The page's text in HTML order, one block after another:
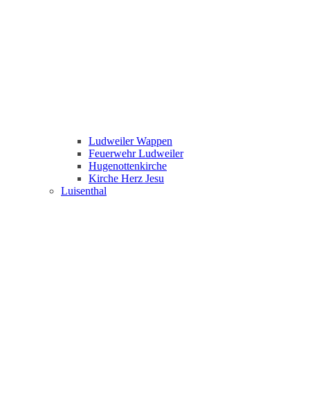
Ludweiler Wappen
Feuerwehr Ludweiler
Hugenottenkirche
Kirche Herz Jesu
Luisenthal